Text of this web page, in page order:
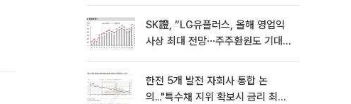
SK證, “LG유플러스, 올해 영업익
사상 최대 전망⋯주주환원도 기대
한전 5개 발전 자회사 통합 논
의..."특수채 지위 확보시 금리 최대